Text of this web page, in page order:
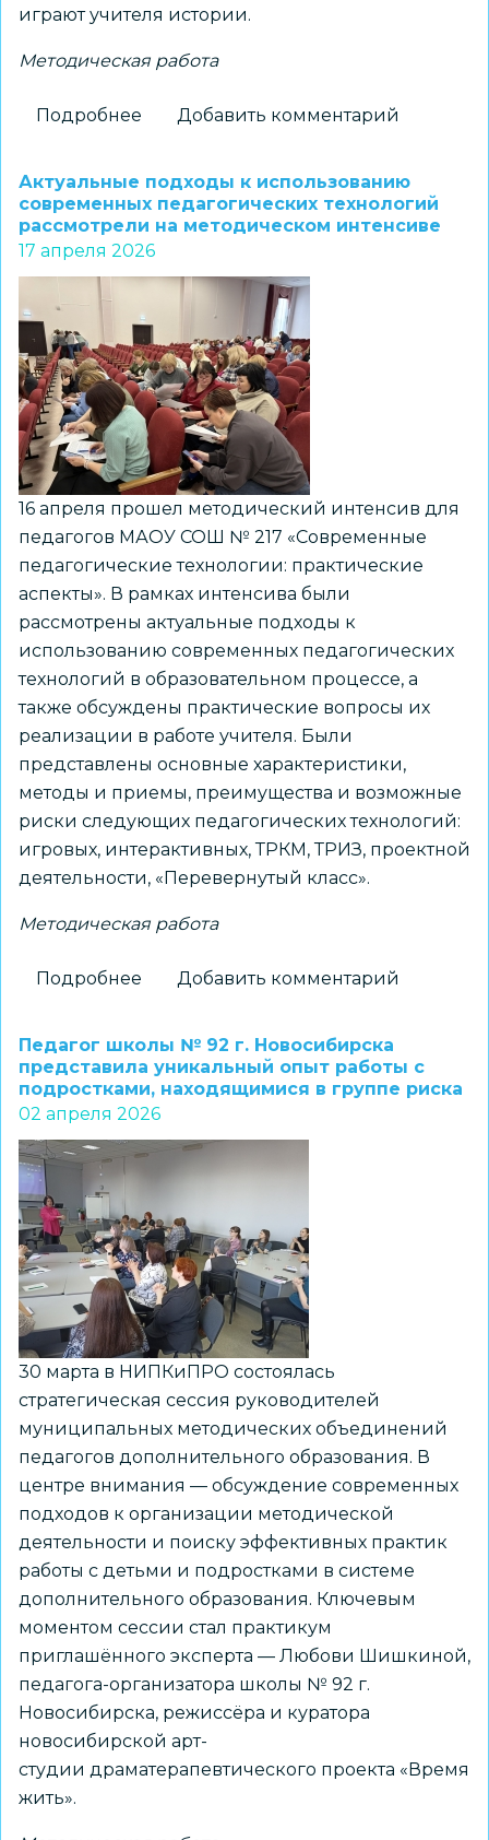
играют учителя истории.
Методическая работа
Подробнее
единого
методического
дня
прошла
педагогическая
конференция
для
учителей
истории
и
обществознания
Добавить комментарий
Актуальные подходы к использованию
современных педагогических технологий
рассмотрели на методическом интенсиве
17 апреля 2026
16 апреля прошел методический интенсив для
педагогов МАОУ СОШ № 217 «Современные
педагогические технологии: практические
аспекты». В рамках интенсива были
рассмотрены актуальные подходы к
использованию современных педагогических
технологий в образовательном процессе, а
также обсуждены практические вопросы их
реализации в работе учителя. Были
представлены основные характеристики,
методы и приемы, преимущества и возможные
риски следующих педагогических технологий:
игровых, интерактивных, ТРКМ, ТРИЗ, проектной
деятельности, «Перевернутый класс».
Методическая работа
Подробнее
подходы
к
использованию
современных
педагогических
технологий
на
методическом
интенсиве
Добавить комментарий
Педагог школы № 92 г. Новосибирска
представила уникальный опыт работы с
подростками, находящимися в группе риска
02 апреля 2026
30 марта в НИПКиПРО состоялась
стратегическая сессия руководителей
муниципальных методических объединений
педагогов дополнительного образования. В
центре внимания — обсуждение современных
подходов к организации методической
деятельности и поиску эффективных практик
работы с детьми и подростками в системе
дополнительного образования. Ключевым
моментом сессии стал практикум
приглашённого эксперта — Любови Шишкиной,
педагога-организатора школы № 92 г.
Новосибирска, режиссёра и куратора
новосибирской арт-
студии драматерапевтического проекта «Время
жить».